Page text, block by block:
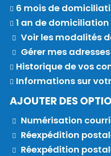
6 mois de
1 an de domiciliation
Voir les modalités
Gérer mes
Historique de vos
Informations sur
AJOUTER DES
Numérisation
Réexpédition
Réexpédition